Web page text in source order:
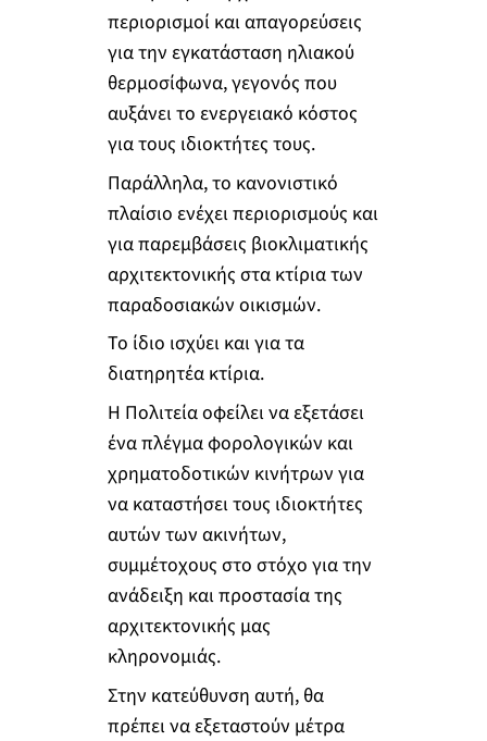
περιορισμοί και απαγορεύσεις
για την εγκατάσταση ηλιακού
θερμοσίφωνα, γεγονός που
αυξάνει το ενεργειακό κόστος
για τους ιδιοκτήτες τους.
Παράλληλα, το κανονιστικό
πλαίσιο ενέχει περιορισμούς και
για παρεμβάσεις βιοκλιματικής
αρχιτεκτονικής στα κτίρια των
παραδοσιακών οικισμών.
Το ίδιο ισχύει και για τα
διατηρητέα κτίρια.
Η Πολιτεία οφείλει να εξετάσει
ένα πλέγμα φορολογικών και
χρηματοδοτικών κινήτρων για
να καταστήσει τους ιδιοκτήτες
αυτών των ακινήτων,
συμμέτοχους στο στόχο για την
ανάδειξη και προστασία της
αρχιτεκτονικής μας
κληρονομιάς.
Στην κατεύθυνση αυτή, θα
πρέπει να εξεταστούν μέτρα